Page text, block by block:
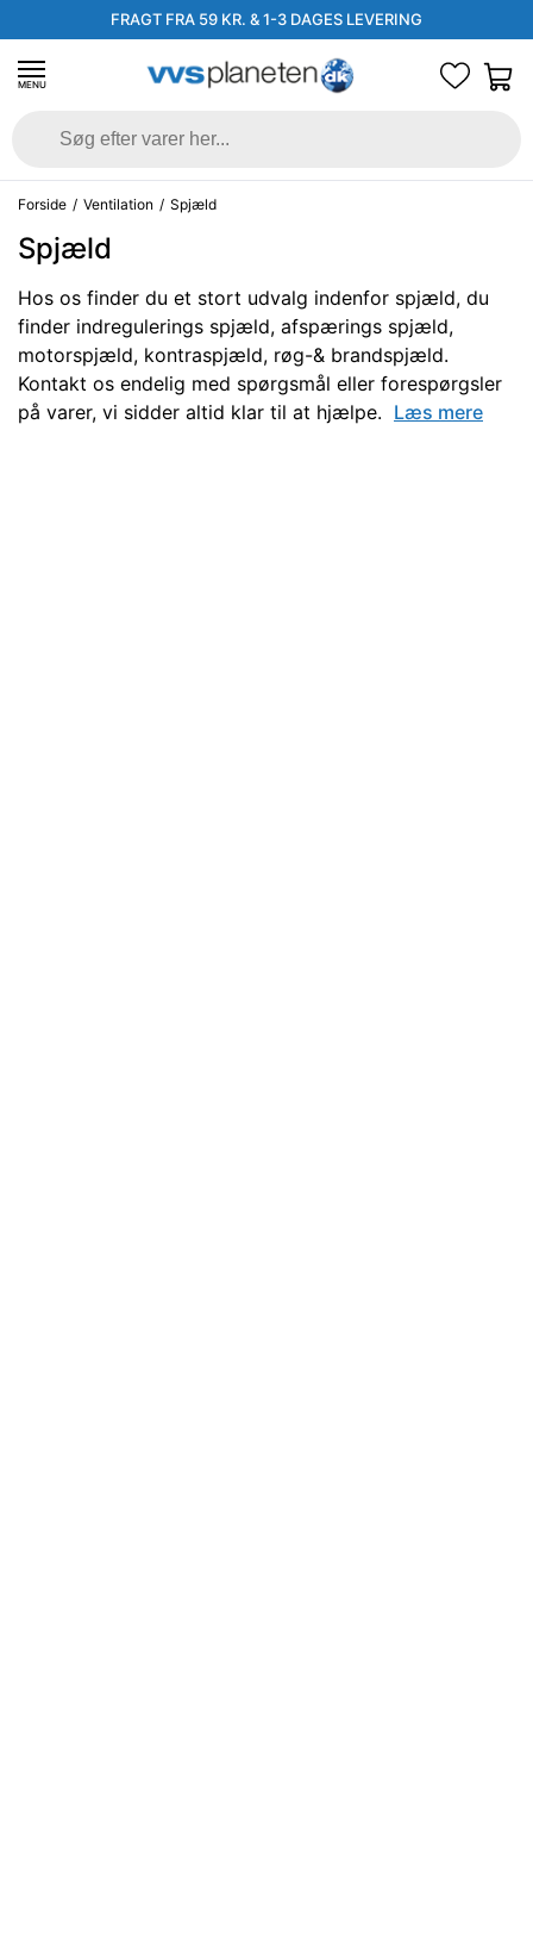
FRAGT FRA 59 KR. & 1-3 DAGES LEVERING
MENU
Forside / Ventilation / Spjæld
Spjæld
Hos os finder du et stort udvalg indenfor spjæld, du
finder indregulerings spjæld, afspærings spjæld,
motorspjæld, kontraspjæld, røg-& brandspjæld.
Kontakt os endelig med spørgsmål eller forespørgsler
på varer, vi sidder altid klar til at hjælpe. Læs mere